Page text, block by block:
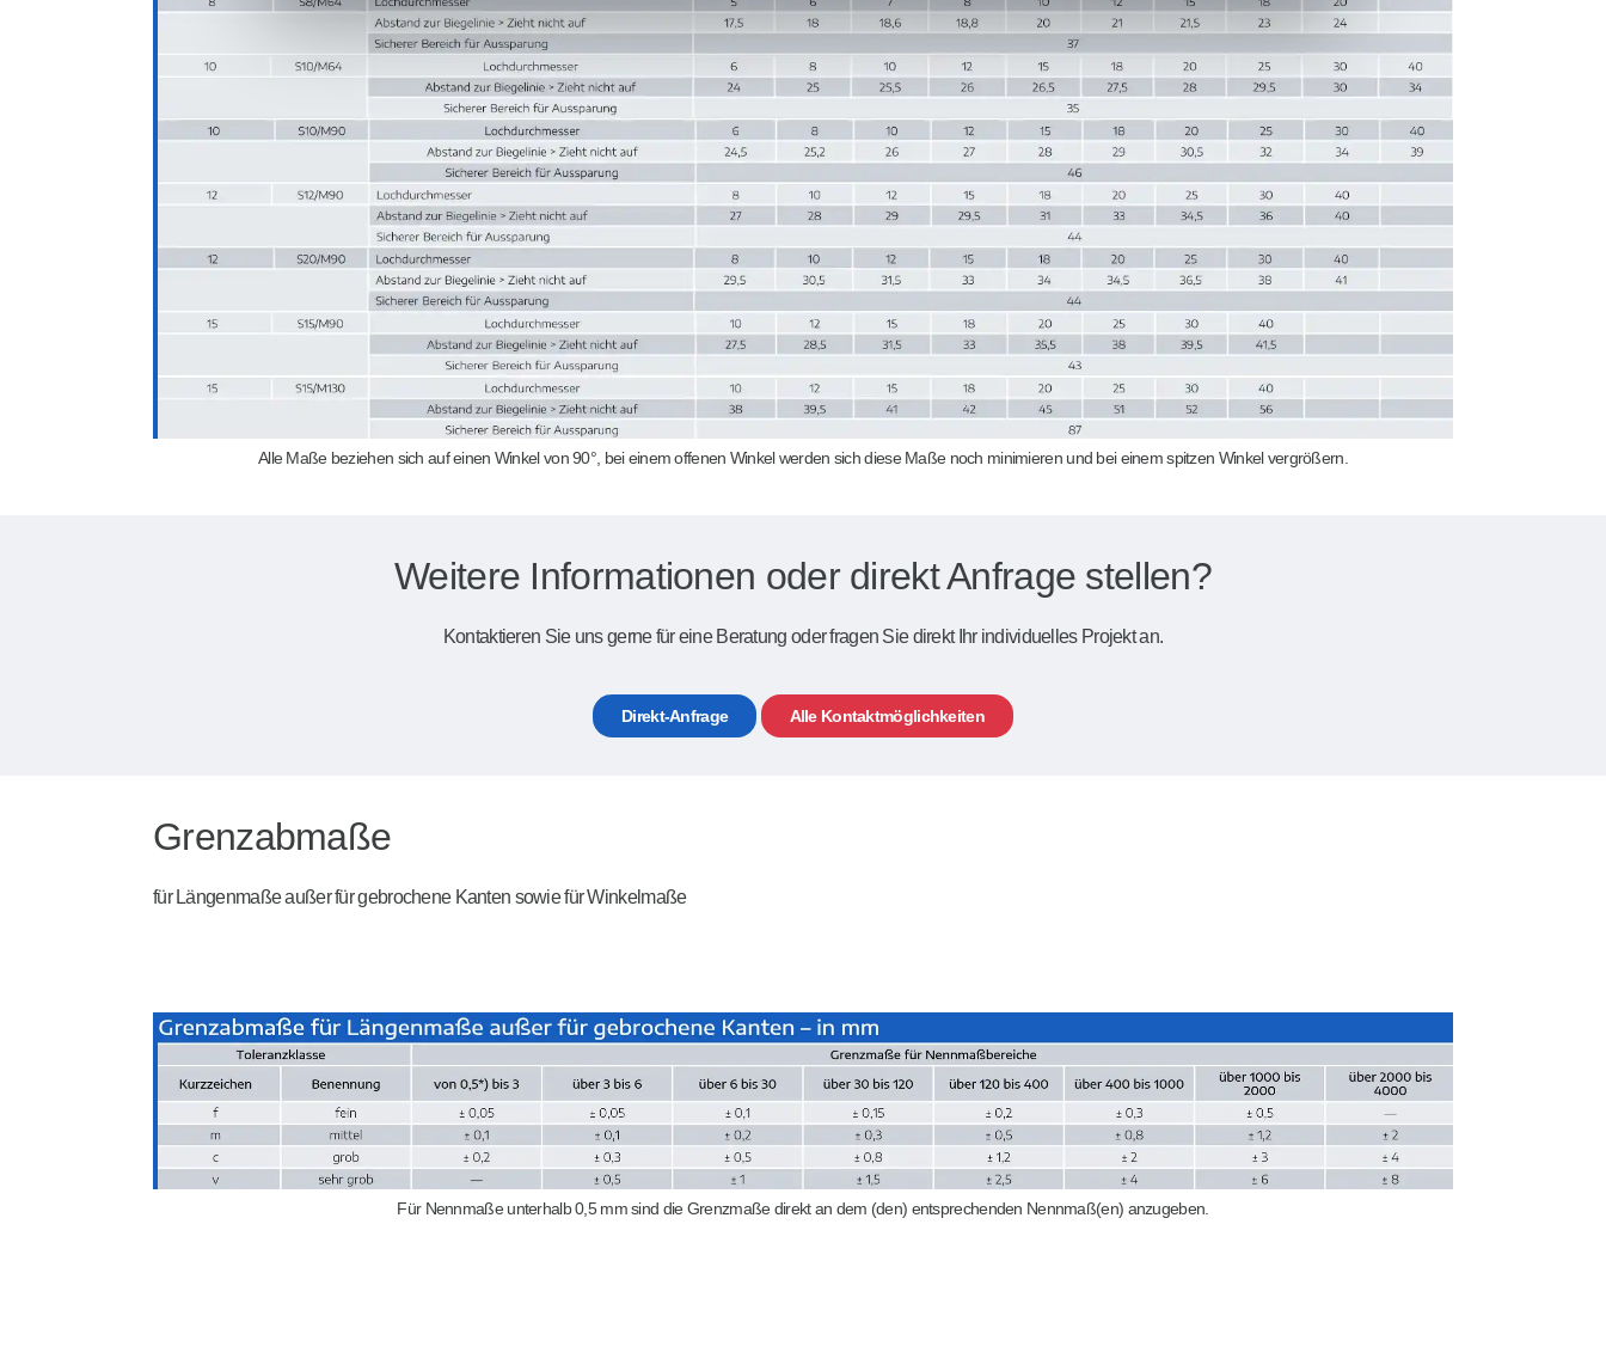
Alle Maße beziehen sich auf einen Winkel von 90°, bei einem offenen Winkel werden sich diese Maße noch minimieren und bei einem spitzen Winkel vergrößern.
Weitere Informationen oder direkt Anfrage stellen?
Kontaktieren Sie uns gerne für eine Beratung oder fragen Sie direkt Ihr individuelles Projekt an.
Direkt-Anfrage Alle Kontaktmöglichkeiten
Grenzabmaße
für Längenmaße außer für gebrochene Kanten sowie für Winkelmaße
Für Nennmaße unterhalb 0,5 mm sind die Grenzmaße direkt an dem (den) entsprechenden Nennmaß(en) anzugeben.